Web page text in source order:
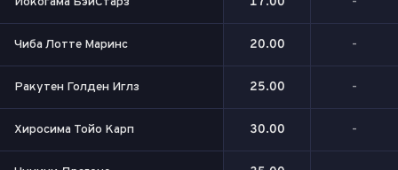
Чиба Лотте Маринс 20.00 -
Ракутен Голден Иглз 25.00 -
Хиросима Тойо Карп 30.00 -